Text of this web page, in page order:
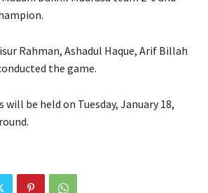
Rahman, Ashadul Haque, Arif Billah
the game.
will be held on Tuesday, January 18,